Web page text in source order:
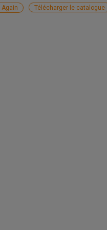
Télécharger le catalogue
Again